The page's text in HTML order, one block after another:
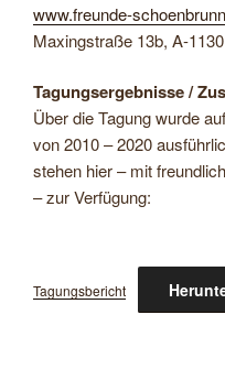
www.freunde-
Maxingstraße 13b, A-
Tagungsergebnisse /
Über die Tagung wurde
von 2010 – 2020
stehen hier – mit
– zur Verfügung:
Tagungsbericht